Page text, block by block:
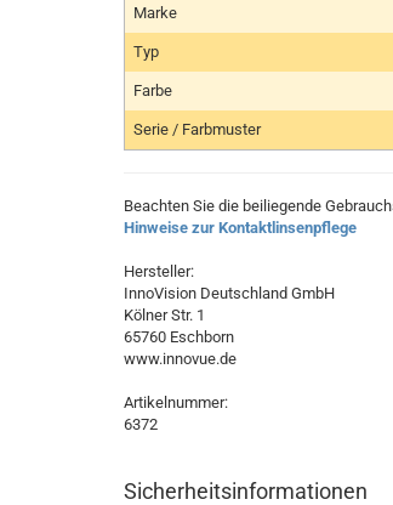
Marke
Typ
Farbe
Serie / Farbmuster
Beachten Sie die beiliegende
Hinweise zur Kontaktlinsenpflege
Hersteller:
InnoVision Deutschland GmbH
Kölner Str. 1
65760 Eschborn
www.innovue.de
Artikelnummer:
6372
Sicherheitsinformationen